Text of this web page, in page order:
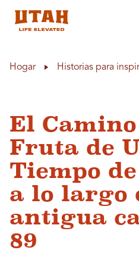
Hogar Historias para
El
Fruta de
Tiempo
a lo largo
antigua
89